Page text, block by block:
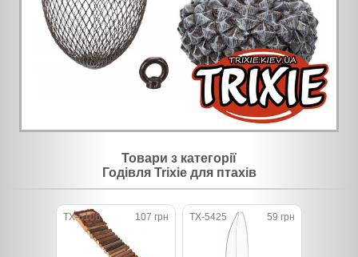
Товари з категорії
Годівля Trixie для птахів
TX-6106 107 грн TX-5425 59 грн